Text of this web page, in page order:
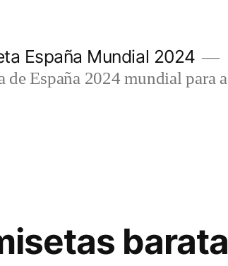
España Mundial 2024
de España 2024 mundial